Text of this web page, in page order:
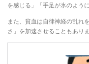
を感じる」「手足が氷のよう
また、貧血は自律神経の乱れ
さ」を加速させることもありま